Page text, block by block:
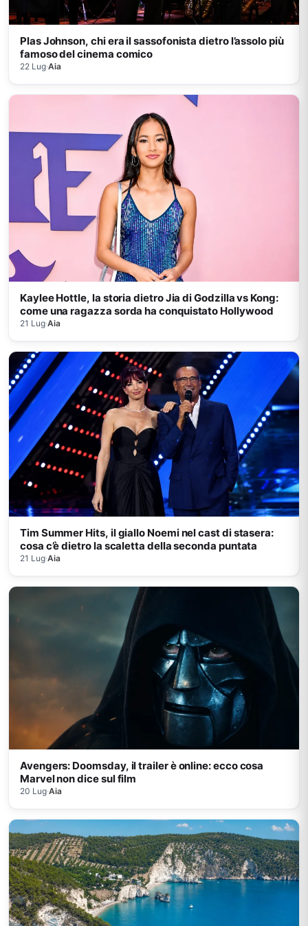
Plas Johnson, chi era il sassofonista dietro l’assolo più
famoso del cinema comico
22 Lug·Aia
Kaylee Hottle, la storia dietro Jia di Godzilla vs Kong:
come una ragazza sorda ha conquistato Hollywood
21 Lug·Aia
Tim Summer Hits, il giallo Noemi nel cast di stasera:
cosa c’è dietro la scaletta della seconda puntata
21 Lug·Aia
Avengers: Doomsday, il trailer è online: ecco cosa
Marvel non dice sul film
20 Lug·Aia